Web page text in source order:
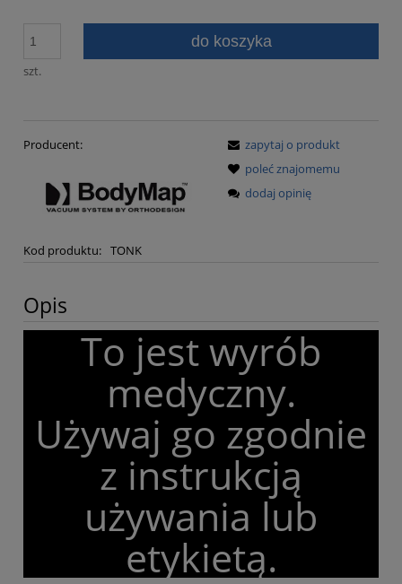
szt.
do koszyka
Producent:
Kod produktu: TONK
zapytaj o produkt
poleć znajomemu
dodaj opinię
Opis
To jest wyrób
medyczny.
Używaj go zgodnie
z instrukcją
używania lub
etykietą.